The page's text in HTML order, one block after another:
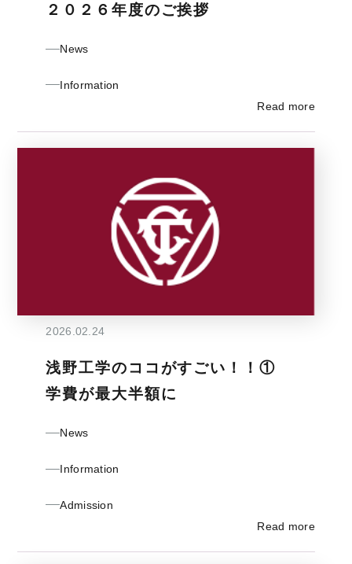
２０２６年度のご挨拶
News
Information
Read more
2026.02.24
浅野工学のココがすごい！！①
学費が最大半額に
News
Information
Admission
Read more